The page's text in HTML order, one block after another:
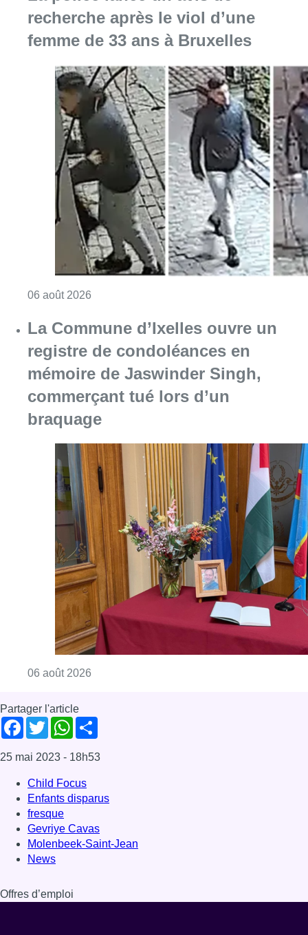
06 août 2026 Consulter l'article "La police lance un avis
La Commune d’Ixelles ouvre un
registre de condoléances en
mémoire de Jaswinder Singh,
commerçant tué lors d’un
braquage
06 août 2026 Consulter l'article "La Commune d’Ixelles
Partager l'article
FacebookTwitterWhatsApp
Share
25 mai 2023- 18h53
Child Focus
Enfants disparus
fresque
Gevriye Cavas
Molenbeek-Saint-Jean
News
Offres d’emploi